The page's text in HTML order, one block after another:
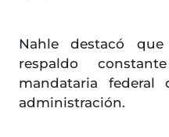
Nahle destacó
respaldo
mandataria
administración.